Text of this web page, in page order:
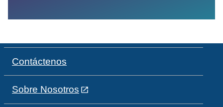
Contáctenos
Sobre Nosotros